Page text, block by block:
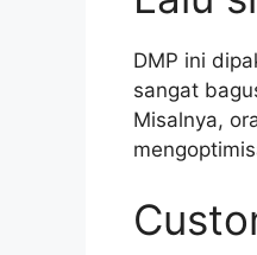
DMP ini
sangat
Misalnya,